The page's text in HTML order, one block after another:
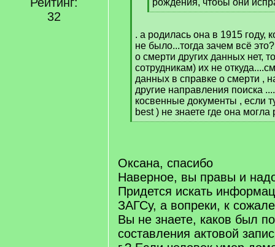
32
рождения, чтобы они
[
q
]
. а родилась она в 1915 году,
не было...тогда зачем всё
о смерти других данных нет,
сотрудникам) их не
данных в справке о смерти ,
другие направления поиска
косвенные документы , если
best ) не знаете где она могла
[
Оксана, спасибо
Наверное, вы правы и
Придется искать
ЗАГСу, а вопреки, к
Вы не знаете, каков был
составления актовой